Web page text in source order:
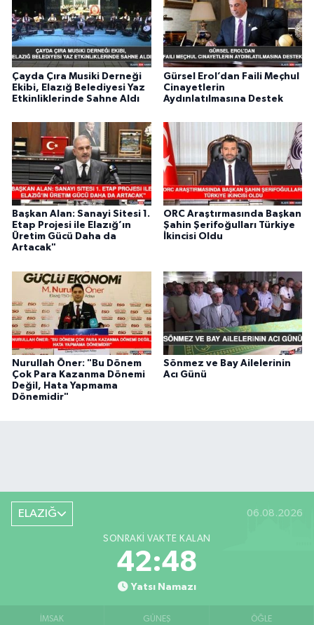
Çayda Çıra Musiki Derneği
Ekibi, Elazığ Belediyesi Yaz
Etkinliklerinde Sahne Aldı
Gürsel Erol’dan Faili Meçhul
Cinayetlerin
Aydınlatılmasına Destek
Başkan Alan: Sanayi Sitesi 1.
Etap Projesi ile Elazığ’ın
Üretim Gücü Daha da
Artacak"
ORC Araştırmasında Başkan
Şahin Şerifoğulları Türkiye
İkincisi Oldu
Nurullah Öner: "Bu Dönem
Çok Para Kazanma Dönemi
Değil, Hata Yapmama
Dönemidir"
Sönmez ve Bay Ailelerinin
Acı Günü
ELAZIĞ 06.08.2026
SONRAKI VAKTE KALAN
42:47
Yatsı Namazı
İMSAK GÜNEŞ ÖĞLE